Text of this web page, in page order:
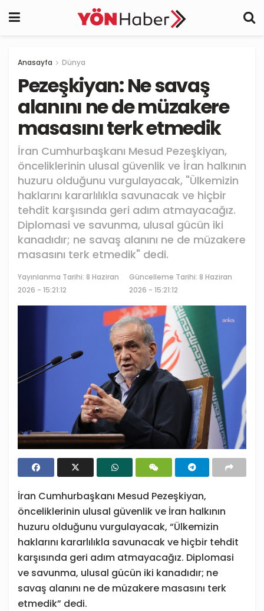
Anasayfa Dünya
Pezeşkiyan: Ne savaş
alanını ne de müzakere
masasını terk etmedik
İran Cumhurbaşkanı Mesud Pezeşkiyan,
önceliklerinin ulusal güvenlik ve İran halkının
huzuru olduğunu vurgulayacak, "Ülkemizin
haklarını kararlılıkla savunacak ve hiçbir
tehdit karşısında geri adım atmayacağız.
Diplomasi ve savunma, ulusal gücün iki
kanadıdır; ne savaş alanını ne de müzakere
masasını terk etmedik" dedi.
Yayınlanma Tarihi: 8 Haziran
2026 - 15:21:12
Güncelleme Tarihi: 8 Haziran
2026 - 15:21:12
İran Cumhurbaşkanı Mesud Pezeşkiyan,
önceliklerinin ulusal güvenlik ve İran halkının
huzuru olduğunu vurgulayacak, “Ülkemizin
haklarını kararlılıkla savunacak ve hiçbir tehdit
karşısında geri adım atmayacağız. Diplomasi
ve savunma, ulusal gücün iki kanadıdır; ne
savaş alanını ne de müzakere masasını terk
etmedik” dedi.